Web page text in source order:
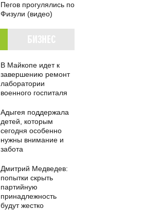
Пегов прогулялись по
Физули (видео)
В Майкопе идет к
завершению ремонт
лаборатории
военного госпиталя
Адыгея поддержала
детей, которым
сегодня особенно
нужны внимание и
забота
Дмитрий Медведев:
попытки скрыть
партийную
принадлежность
будут жестко